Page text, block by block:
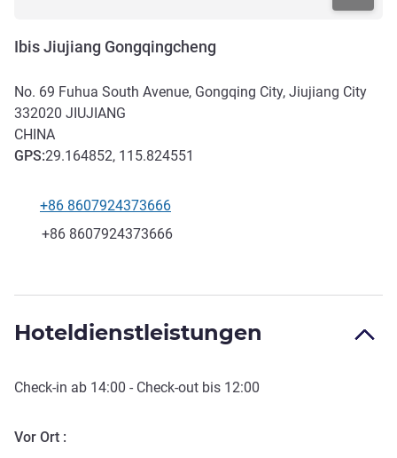
Ibis Jiujiang Gongqingcheng
No. 69 Fuhua South Avenue, Gongqing City, Jiujiang City
332020 JIUJIANG
CHINA
GPS:29.164852, 115.824551
+86 8607924373666
Fax
+86 8607924373666
Hoteldienstleistungen
Check-in ab 14:00 - Check-out bis 12:00
Vor Ort